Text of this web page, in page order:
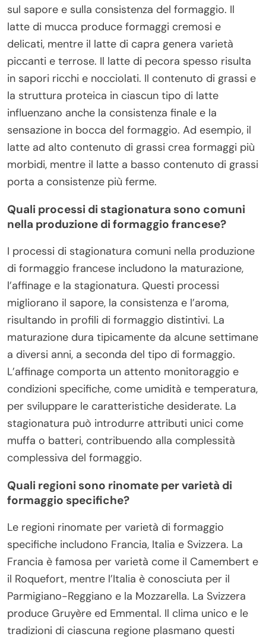
sul sapore e sulla consistenza del formaggio. Il
latte di mucca produce formaggi cremosi e
delicati, mentre il latte di capra genera varietà
piccanti e terrose. Il latte di pecora spesso risulta
in sapori ricchi e nocciolati. Il contenuto di grassi e
la struttura proteica in ciascun tipo di latte
influenzano anche la consistenza finale e la
sensazione in bocca del formaggio. Ad esempio, il
latte ad alto contenuto di grassi crea formaggi più
morbidi, mentre il latte a basso contenuto di grassi
porta a consistenze più ferme.
Quali processi di stagionatura sono comuni
nella produzione di formaggio francese?
I processi di stagionatura comuni nella produzione
di formaggio francese includono la maturazione,
l’affinage e la stagionatura. Questi processi
migliorano il sapore, la consistenza e l’aroma,
risultando in profili di formaggio distintivi. La
maturazione dura tipicamente da alcune settimane
a diversi anni, a seconda del tipo di formaggio.
L’affinage comporta un attento monitoraggio e
condizioni specifiche, come umidità e temperatura,
per sviluppare le caratteristiche desiderate. La
stagionatura può introdurre attributi unici come
muffa o batteri, contribuendo alla complessità
complessiva del formaggio.
Quali regioni sono rinomate per varietà di
formaggio specifiche?
Le regioni rinomate per varietà di formaggio
specifiche includono Francia, Italia e Svizzera. La
Francia è famosa per varietà come il Camembert e
il Roquefort, mentre l’Italia è conosciuta per il
Parmigiano-Reggiano e la Mozzarella. La Svizzera
produce Gruyère ed Emmental. Il clima unico e le
tradizioni di ciascuna regione plasmano questi